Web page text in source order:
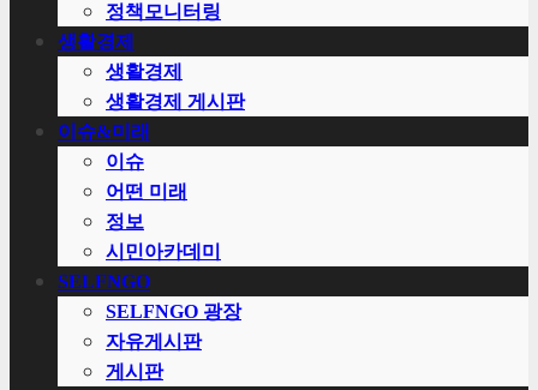
정책모니터링
생활경제
생활경제
생활경제 게시판
이슈&미래
이슈
어떤 미래
정보
시민아카데미
SELFNGO
SELFNGO 광장
자유게시판
게시판